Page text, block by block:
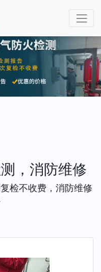
，消防维修
检不收费，消防维修